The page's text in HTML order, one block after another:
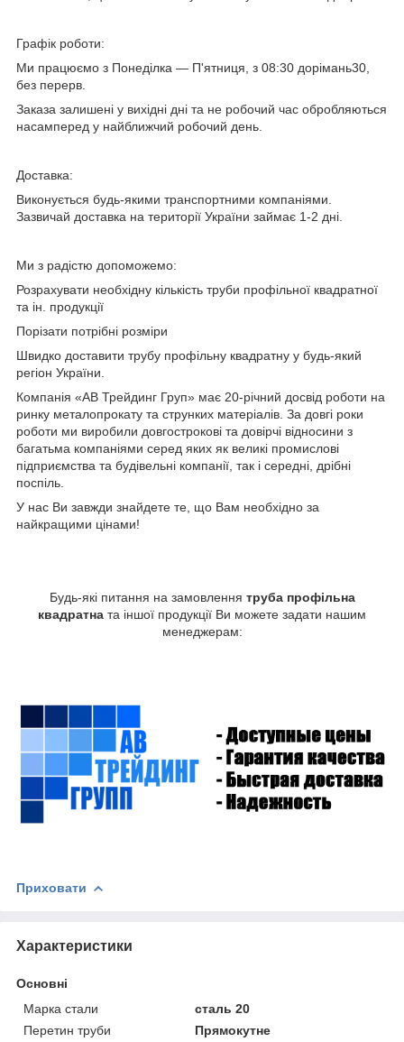
Графік роботи:
Ми працюємо з Понеділка — П'ятниця, з 08:30 дорімань30,
без перерв.
Заказа залишені у вихідні дні та не робочий час обробляються
насамперед у найближчий робочий день.
Доставка:
Виконується будь-якими транспортними компаніями.
Зазвичай доставка на території України займає 1-2 дні.
Ми з радістю допоможемо:
Розрахувати необхідну кількість труби профільної квадратної
та ін. продукції
Порізати потрібні розміри
Швидко доставити трубу профільну квадратну у будь-який
регіон України.
Компанія «АВ Трейдинг Груп» має 20-річний досвід роботи на
ринку металопрокату та струнких матеріалів. За довгі роки
роботи ми виробили довгострокові та довірчі відносини з
багатьма компаніями серед яких як великі промислові
підприємства та будівельні компанії, так і середні, дрібні
поспіль.
У нас Ви завжди знайдете те, що Вам необхідно за
найкращими цінами!
Будь-які питання на замовлення труба профільна
квадратна та іншої продукції Ви можете задати нашим
менеджерам:
Приховати
Характеристики
Основні
Марка стали
сталь 20
Перетин труби
Прямокутне